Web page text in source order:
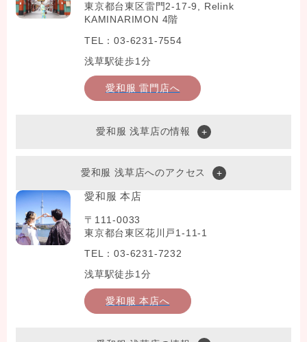
東京都台東区雷門2-17-9, Relink
KAMINARIMON 4階
TEL：03-6231-7554
浅草駅徒歩1分
愛和服 雷門店へ
愛和服 浅草店の情報
愛和服 浅草店へのアクセス
愛和服 本店
〒111-0033
東京都台東区花川戸1-11-1
TEL：03-6231-7232
浅草駅徒歩1分
愛和服 本店へ